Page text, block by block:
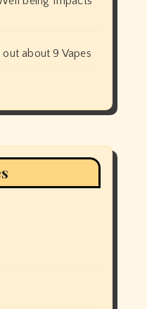
out about 9 Vapes